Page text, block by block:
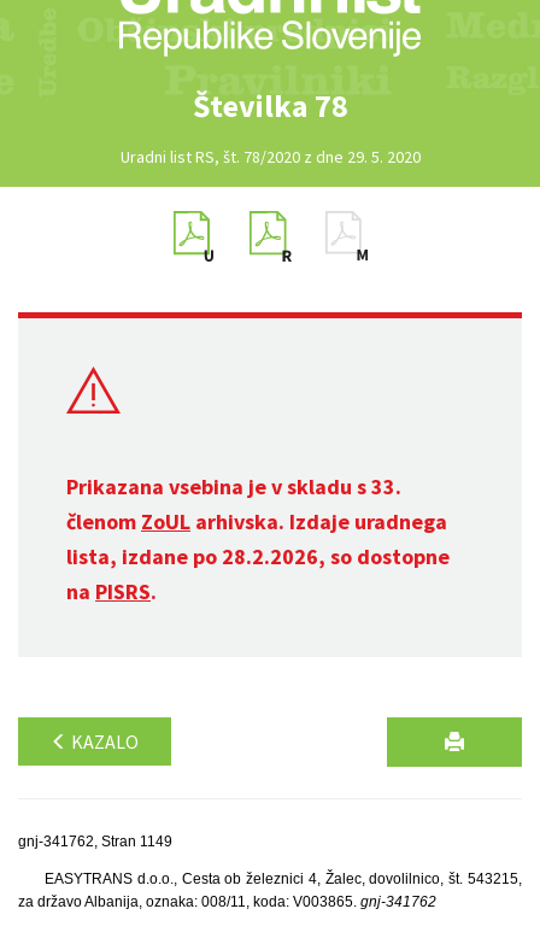
Številka 78
Uradni list RS, št. 78/2020 z dne 29. 5. 2020
Prikazana vsebina je v skladu s 33.
členom ZoUL arhivska. Izdaje uradnega
lista, izdane po 28.2.2026, so dostopne
na PISRS.
KAZALO
gnj-341762, Stran 1149
EASYTRANS d.o.o., Cesta ob železnici 4, Žalec, dovolilnico, št. 543215,
za državo Albanija, oznaka: 008/11, koda: V003865. gnj-341762